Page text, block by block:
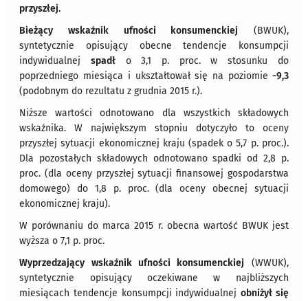
przyszłej.
Bieżący wskaźnik ufności konsumenckiej (BWUK),
syntetycznie opisujący obecne tendencje konsumpcji
indywidualnej spadło 3,1 p. proc. w stosunku do
poprzedniego miesiąca i ukształtował się na poziomie -9,3
(podobnym do rezultatu z grudnia 2015 r.).
Niższe wartości odnotowano dla wszystkich składowych
wskaźnika. W największym stopniu dotyczyło to oceny
przyszłej sytuacji ekonomicznej kraju (spadek o 5,7 p. proc.).
Dla pozostałych składowych odnotowano spadki od 2,8 p.
proc. (dla oceny przyszłej sytuacji finansowej gospodarstwa
domowego) do 1,8 p. proc. (dla oceny obecnej sytuacji
ekonomicznej kraju).
W porównaniu do marca 2015 r. obecna wartość BWUK jest
wyższa o 7,1 p. proc.
Wyprzedzający wskaźnik ufności konsumenckiej (WWUK),
syntetycznie opisujący oczekiwane w najbliższych
miesiącach tendencje konsumpcji indywidualnejobniżył się